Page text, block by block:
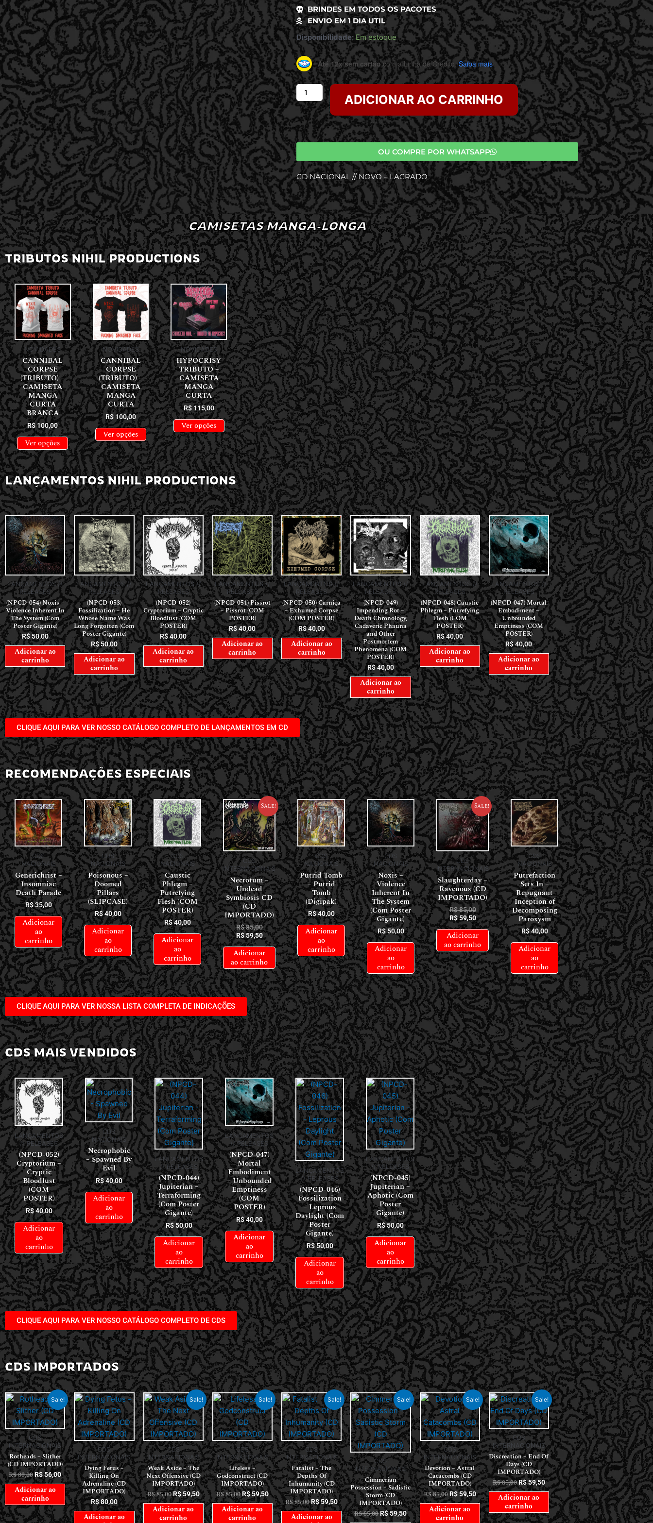
BRINDES EM TODOS OS PACOTES
ENVIO EM 1 DIA UTIL
Disponibilidade: Em estoque
Até 12x sem cartãocom a Linha de Crédito. Saiba mais
ADICIONAR AO CARRINHO
OU COMPRE POR WHATSAPP
CD NACIONAL // NOVO – LACRADO
CAMISETAS MANGA-LONGA
TRIBUTOS NIHIL PRODUCTIONS
NOVIDADES
CANNIBAL
CORPSE
(TRIBUTO) –
CAMISETA
MANGA
CURTA
BRANCA
R$100,00
Ver opções
NOVIDADES
CANNIBAL
CORPSE
(TRIBUTO) –
CAMISETA
MANGA
CURTA
R$100,00
Ver opções
NOVIDADES
HYPOCRISY
TRIBUTO –
CAMISETA
MANGA
CURTA
R$115,00
Ver opções
LANÇAMENTOS NIHIL PRODUCTIONS
LANÇAMENTOS //
RELEASES
(NPCD-054) Noxis –
Violence Inherent In
The System (Com
Poster Gigante)
R$50,00
Adicionar ao
carrinho
LANÇAMENTOS //
RELEASES
(NPCD-053)
Fossilization – He
Whose Name Was
Long Forgotten (Com
Poster Gigante)
R$50,00
Adicionar ao
carrinho
LANÇAMENTOS //
RELEASES
(NPCD-052)
Cryptorium – Cryptic
Bloodlust (COM
POSTER)
R$40,00
Adicionar ao
carrinho
LANÇAMENTOS //
RELEASES
(NPCD-051) Pissrot
– Pissrot (COM
POSTER)
R$40,00
Adicionar ao
carrinho
LANÇAMENTOS //
RELEASES
(NPCD-050) Carniça
– Exhumed Corpse
(COM POSTER)
R$40,00
Adicionar ao
carrinho
LANÇAMENTOS //
RELEASES
(NPCD-049)
Impending Rot –
Death Chronology,
Cadaveric Phauna
and Other
Postmortem
Phenomena (COM
POSTER)
R$40,00
Adicionar ao
carrinho
LANÇAMENTOS //
RELEASES
(NPCD-048) Caustic
Phlegm – Putrefying
Flesh (COM
POSTER)
R$40,00
Adicionar ao
carrinho
LANÇAMENTOS //
RELEASES
(NPCD-047) Mortal
Embodiment –
Unbounded
Emptiness (COM
POSTER)
R$40,00
Adicionar ao
carrinho
CLIQUE AQUI PARA VER NOSSO CATÁLOGO COMPLETO DE LANÇAMENTOS EM CD
RECOMENDAÇÕES ESPECIAIS
CDS
NACIONAIS
Generichrist –
Insomniac
Death Parade
R$35,00
Adicionar
ao
carrinho
CDS
NACIONAIS
Poisonous –
Doomed
Pillars
(SLIPCASE)
R$40,00
Adicionar
ao
carrinho
CDS
NACIONAIS
Caustic
Phlegm –
Putrefying
Flesh (COM
POSTER)
R$40,00
Adicionar
ao
carrinho
Sale!
CDS
INTERNACIONAIS
Necrotum –
Undead
Symbiosis CD
(CD
IMPORTADO)
R$85,00
R$59,50
Adicionar
ao carrinho
CDS
NACIONAIS
Putrid Tomb
– Putrid
Tomb
(Digipak)
R$40,00
Adicionar
ao
carrinho
CDS
NACIONAIS
Noxis –
Violence
Inherent In
The System
(Com Poster
Gigante)
R$50,00
Adicionar
ao
carrinho
Sale!
CDS
INTERNACIONAIS
Slaughterday –
Ravenous (CD
IMPORTADO)
R$85,00
R$59,50
Adicionar
ao carrinho
CDS
NACIONAIS
Putrefaction
Sets In –
Repugnant
Inception of
Decomposing
Paroxysm
R$40,00
Adicionar
ao
carrinho
CLIQUE AQUI PARA VER NOSSA LISTA COMPLETA DE INDICAÇÕES
CDS MAIS VENDIDOS
LANÇAMENTOS
// RELEASES
(NPCD-052)
Cryptorium –
Cryptic
Bloodlust
(COM
POSTER)
R$40,00
Adicionar
ao
carrinho
CDS
NACIONAIS
Necrophobic
– Spawned By
Evil
R$40,00
Adicionar
ao
carrinho
LANÇAMENTOS
// RELEASES
(NPCD-044)
Jupiterian –
Terraforming
(Com Poster
Gigante)
R$50,00
Adicionar
ao
carrinho
LANÇAMENTOS
// RELEASES
(NPCD-047)
Mortal
Embodiment
– Unbounded
Emptiness
(COM
POSTER)
R$40,00
Adicionar
ao
carrinho
LANÇAMENTOS
// RELEASES
(NPCD-046)
Fossilization
– Leprous
Daylight (Com
Poster
Gigante)
R$50,00
Adicionar
ao
carrinho
LANÇAMENTOS
// RELEASES
(NPCD-045)
Jupiterian –
Aphotic (Com
Poster
Gigante)
R$50,00
Adicionar
ao
carrinho
CLIQUE AQUI PARA VER NOSSO CATÁLOGO COMPLETO DE CDS
CDS IMPORTADOS
Sale!
CDS
INTERNACIONAIS
Rotheads – Slither
(CD IMPORTADO)
R$80,00 R$56,00
Adicionar ao
carrinho
CDS
INTERNACIONAIS
Dying Fetus –
Killing On
Adrenaline (CD
IMPORTADO)
R$80,00
Adicionar ao
Sale!
CDS
INTERNACIONAIS
Weak Aside – The
Next Offensive (CD
IMPORTADO)
R$85,00 R$59,50
Adicionar ao
carrinho
Sale!
CDS
INTERNACIONAIS
Lifeless –
Godconstruct (CD
IMPORTADO)
R$85,00R$59,50
Adicionar ao
carrinho
Sale!
CDS
INTERNACIONAIS
Fatalist – The
Depths Of
Inhumanity (CD
IMPORTADO)
R$85,00 R$59,50
Adicionar ao
Sale!
CDS
INTERNACIONAIS
Cimmerian
Possession – Sadistic
Storm (CD
IMPORTADO)
R$85,00R$59,50
Sale!
CDS
INTERNACIONAIS
Devotion – Astral
Catacombs (CD
IMPORTADO)
R$85,00 R$59,50
Adicionar ao
carrinho
Sale!
CDS
INTERNACIONAIS
Discreation – End Of
Days (CD
IMPORTADO)
R$85,00R$59,50
Adicionar ao
carrinho